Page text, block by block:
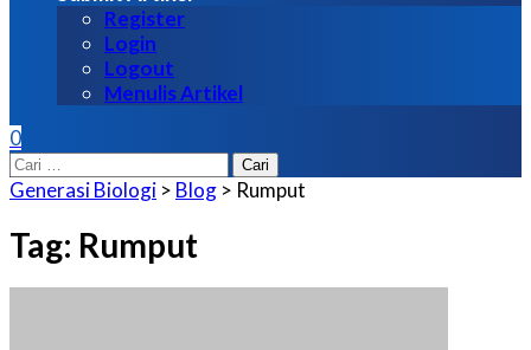
Register
Login
Logout
Menulis Artikel
0
Cari
untuk:
Generasi Biologi > Blog > Rumput
Tag: Rumput